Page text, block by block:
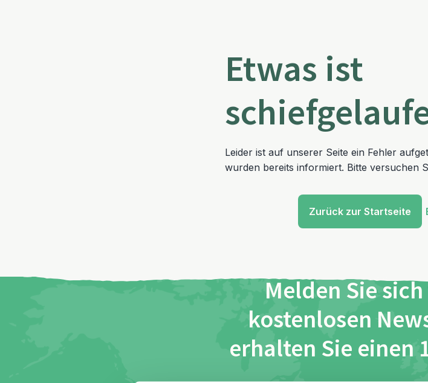
Etwas ist
Leider ist auf unserer Seite ein Fehler
wurden bereits informiert. Bitte versuchen
Zurück zur Startseite
Melden Sie
kostenlosen
erhalten Sie einen